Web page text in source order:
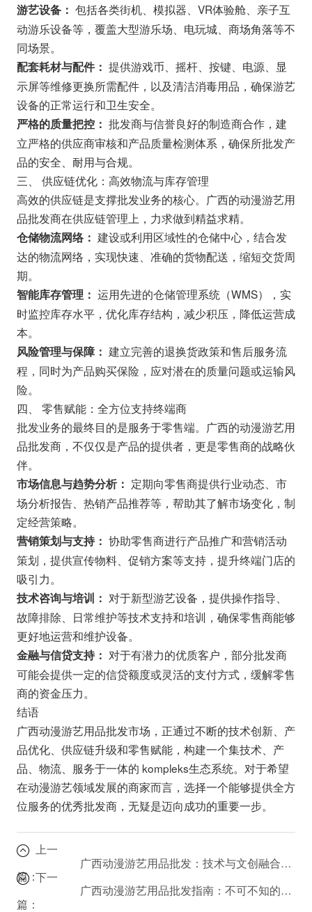
游艺设备： 包括各类街机、模拟器、VR体验舱、亲子互
动游乐设备等，覆盖大型游乐场、电玩城、商场角落等不
同场景。
配套耗材与配件： 提供游戏币、摇杆、按键、电源、显
示屏等维修更换所需配件，以及清洁消毒用品，确保游艺
设备的正常运行和卫生安全。
严格的质量把控： 批发商与信誉良好的制造商合作，建
立严格的供应商审核和产品质量检测体系，确保所批发产
品的安全、耐用与合规。
三、 供应链优化：高效物流与库存管理
高效的供应链是支撑批发业务的核心。广西的动漫游艺用
品批发商在供应链管理上，力求做到精益求精。
仓储物流网络： 建设或利用区域性的仓储中心，结合发
达的物流网络，实现快速、准确的货物配送，缩短交货周
期。
智能库存管理： 运用先进的仓储管理系统（WMS），实
时监控库存水平，优化库存结构，减少积压，降低运营成
本。
风险管理与保障： 建立完善的退换货政策和售后服务流
程，同时为产品购买保险，应对潜在的质量问题或运输风
险。
四、 零售赋能：全方位支持终端商
批发业务的最终目的是服务于零售端。广西的动漫游艺用
品批发商，不仅仅是产品的提供者，更是零售商的战略伙
伴。
市场信息与趋势分析： 定期向零售商提供行业动态、市
场分析报告、热销产品推荐等，帮助其了解市场变化，制
定经营策略。
营销策划与支持： 协助零售商进行产品推广和营销活动
策划，提供宣传物料、促销方案等支持，提升终端门店的
吸引力。
技术咨询与培训： 对于新型游艺设备，提供操作指导、
故障排除、日常维护等技术支持和培训，确保零售商能够
更好地运营和维护设备。
金融与信贷支持： 对于有潜力的优质客户，部分批发商
可能会提供一定的信贷额度或灵活的支付方式，缓解零售
商的资金压力。
结语
广西动漫游艺用品批发市场，正通过不断的技术创新、产
品优化、供应链升级和零售赋能，构建一个集技术、产
品、物流、服务于一体的 kompleks生态系统。对于希望
在动漫游艺领域发展的商家而言，选择一个能够提供全方
位服务的优秀批发商，无疑是迈向成功的重要一步。
上一
篇：
广西动漫游艺用品批发：技术与文创融合的典范？
下一
篇：
广西动漫游艺用品批发指南：不可不知的四川希娜雅科技